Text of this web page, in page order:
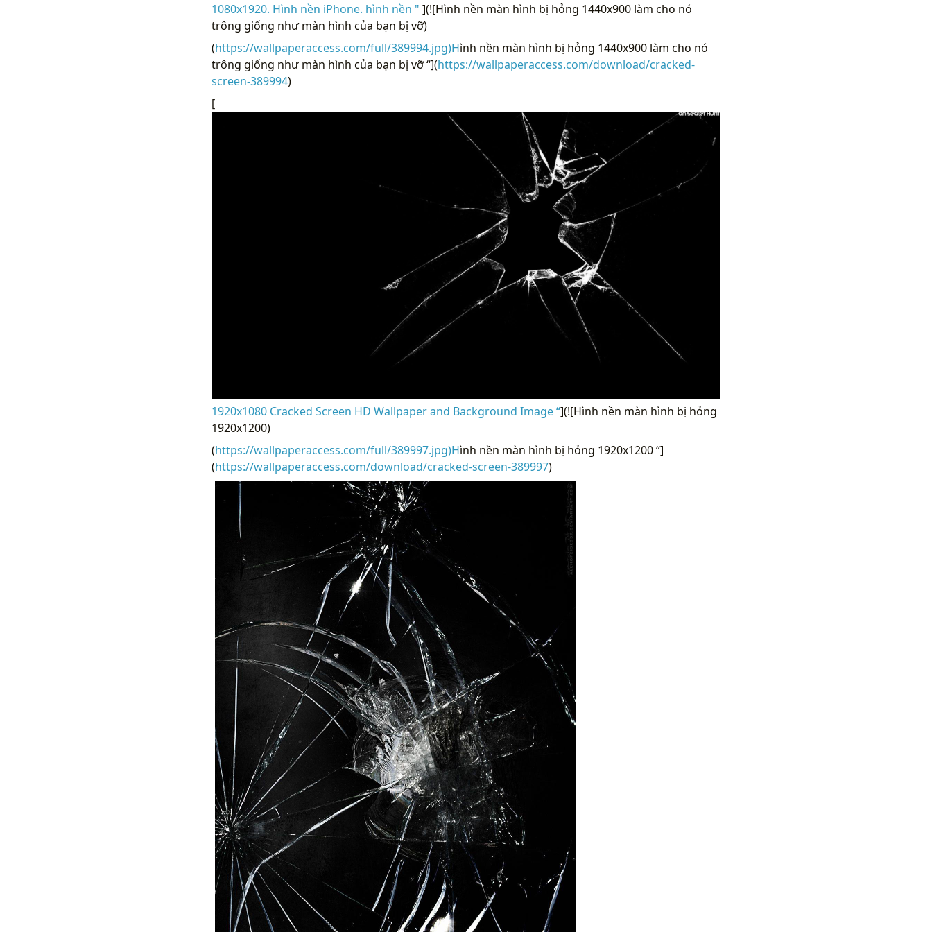
1080x1920. Hình nền iPhone. hình nền " ](![Hình nền màn hình bị hỏng 1440x900 làm cho nó
trông giống như màn hình của bạn bị vỡ)
(https://wallpaperaccess.com/full/389994.jpg)Hình nền màn hình bị hỏng 1440x900 làm cho nó
trông giống như màn hình của bạn bị vỡ “](https://wallpaperaccess.com/download/cracked-
screen-389994)
[
1920x1080 Cracked Screen HD Wallpaper and Background Image “](![Hình nền màn hình bị hỏng
1920x1200)
(https://wallpaperaccess.com/full/389997.jpg)Hình nền màn hình bị hỏng 1920x1200 “]
(https://wallpaperaccess.com/download/cracked-screen-389997)